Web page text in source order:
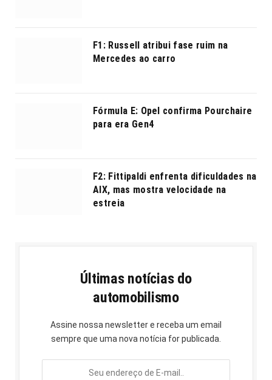
F1: Russell atribui fase ruim na
Mercedes ao carro
Fórmula E: Opel confirma Pourchaire
para era Gen4
F2: Fittipaldi enfrenta dificuldades na
AIX, mas mostra velocidade na
estreia
Últimas notícias do
automobilismo
Assine nossa newsletter e receba um email
sempre que uma nova notícia for publicada.